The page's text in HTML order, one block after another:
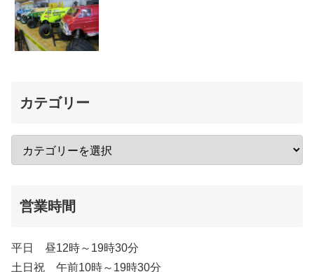
カテゴリー
営業時間
平日 昼12時～19時30分
土日祝 午前10時～19時30分